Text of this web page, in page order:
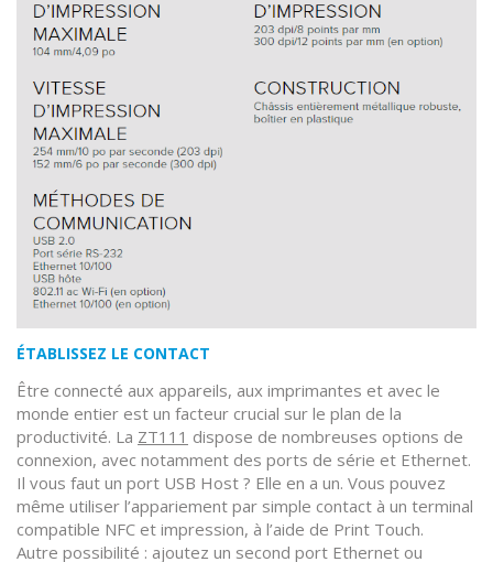
ÉTABLISSEZ LE CONTACT
Être connecté aux appareils, aux imprimantes et avec le
monde entier est un facteur crucial sur le plan de la
productivité. La ZT111 dispose de nombreuses options de
connexion, avec notamment des ports de série et Ethernet.
Il vous faut un port USB Host ? Elle en a un. Vous pouvez
même utiliser l’appariement par simple contact à un terminal
compatible NFC et impression, à l’aide de Print Touch.
Autre possibilité : ajoutez un second port Ethernet ou